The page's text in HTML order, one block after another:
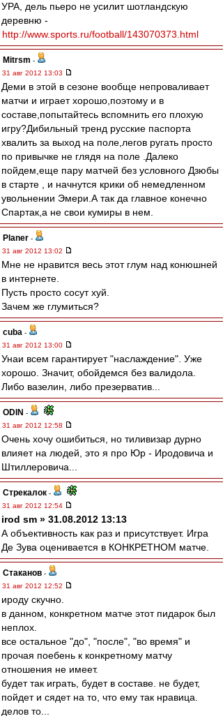
УРА, дель пьеро не усилит шотландскую
деревню -
http://www.sports.ru/football/143070373.html
Mitrsm -
31 авг 2012 13:03
Деми в этой в сезоне вообще непроваливает
матчи и играет хорошо,поэтому и в
составе,попытайтесь вспомнить его плохую
игру?Дибильный тренд русские паспорта
хвалить за выход на поле,легов ругать просто
по привычке не глядя на поле .Далеко
пойдем,еще пару матчей без условного Дзюбы
в старте , и начнутся крики об немедленном
увольнении Эмери.А так да главное конечно
Спартак,а не свои кумиры в нем.
Planer -
31 авг 2012 13:02
Мне не нравится весь этот глум над конюшней
в интернете.
Пусть просто сосут хуй.
Зачем же глумиться?
cuba -
31 авг 2012 13:00
Унаи всем гарантирует "наслаждение". Уже
хорошо. Значит, обойдемся без валидола.
Либо вазелин, либо презерватив...
ODIN -
31 авг 2012 12:58
Очень хочу ошибиться, но тиливизар дурно
влияет на людей, это я про Юр - Иродовича и
Штиллеровича...
Стрекалок -
31 авг 2012 12:54
irod sm » 31.08.2012 13:13
А объективность как раз и присутствует. Игра
Де Зува оценивается в КОНКРЕТНОМ матче.
Cтаканов -
31 авг 2012 12:52
ироду скучно.
в данном, конкретном матче этот пидарок был
неплох.
все остальное "до", "после", "во время" и
прочая поебень к конкретному матчу
отношения не имеет.
будет так играть, будет в составе. не будет,
пойдет и сядет на то, что ему так нравица.
делов то...